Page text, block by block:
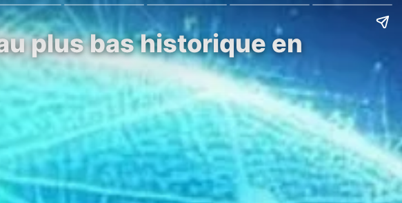
plus bas historique en